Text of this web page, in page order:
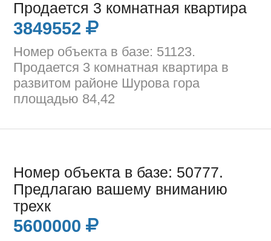
Продается 3 комнатная квартира
3849552
Номер объекта в базе: 51123.
Продается 3 комнатная квартира в
развитом районе Шурова гора
площадью 84,42
Номер объекта в базе: 50777.
Предлагаю вашему вниманию
трехк
5600000